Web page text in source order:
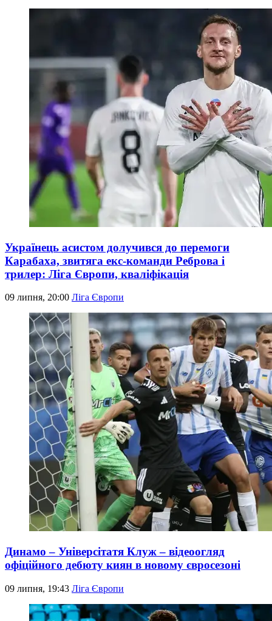
Українець асистом долучився до перемоги
Карабаха, звитяга екс-команди Реброва і
трилер: Ліга Європи, кваліфікація
09 липня, 20:00 Ліга Європи
Динамо – Універсітатя Клуж – відеоогляд
офіційного дебюту киян в новому євросезоні
09 липня, 19:43 Ліга Європи